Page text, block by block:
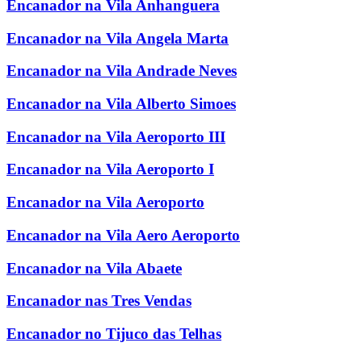
Encanador na Vila Anhanguera
Encanador na Vila Angela Marta
Encanador na Vila Andrade Neves
Encanador na Vila Alberto Simoes
Encanador na Vila Aeroporto III
Encanador na Vila Aeroporto I
Encanador na Vila Aeroporto
Encanador na Vila Aero Aeroporto
Encanador na Vila Abaete
Encanador nas Tres Vendas
Encanador no Tijuco das Telhas